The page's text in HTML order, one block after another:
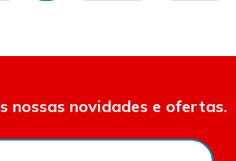
nossas novidades e ofertas.